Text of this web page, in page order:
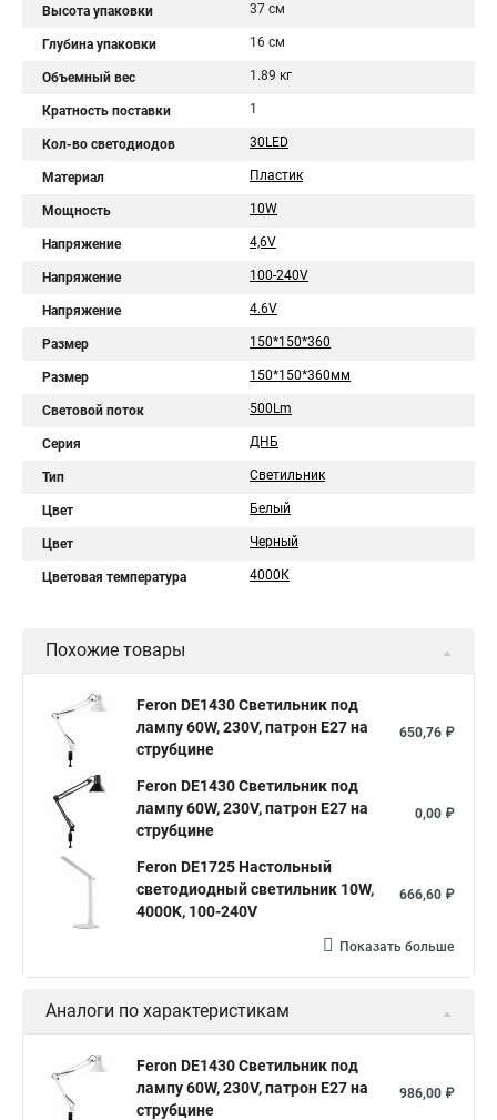
Высота упаковки 37 см
Глубина упаковки 16 см
Объемный вес 1.89 кг
Кратность поставки 1
Кол-во светодиодов 30LED
Материал Пластик
Мощность 10W
Напряжение 4,6V
Напряжение 100-240V
Напряжение 4.6V
Размер 150*150*360
Размер 150*150*360мм
Световой поток 500Lm
Серия ДНБ
Тип Светильник
Цвет Белый
Цвет Черный
Цветовая температура 4000К
Похожие товары
Feron DE1430 Светильник под
лампу 60W, 230V, патрон E27 на
струбцине
650,76 ₽
Feron DE1430 Светильник под
лампу 60W, 230V, патрон E27 на
струбцине
0,00 ₽
Feron DE1725 Настольный
светодиодный светильник 10W,
4000K, 100-240V
666,60 ₽
Показать больше
Аналоги по характеристикам
Feron DE1430 Светильник под
лампу 60W, 230V, патрон E27 на
струбцине
986,00 ₽